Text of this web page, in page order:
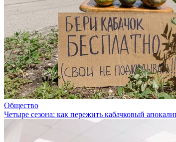
Общество
Четыре сезона: как пережить кабачковый